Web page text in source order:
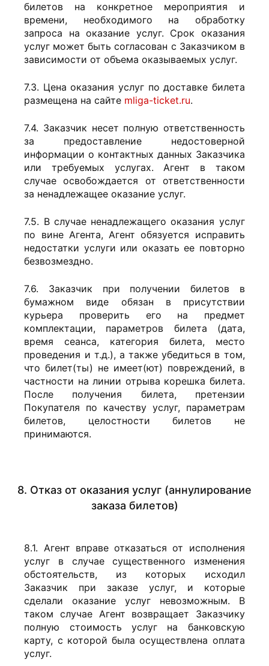
билетов на конкретное мероприятия и
времени, необходимого на обработку
запроса на оказание услуг. Срок оказания
услуг может быть согласован с Заказчиком в
зависимости от объема оказываемых услуг.
7.3. Цена оказания услуг по доставке билета
размещена на сайте mliga-ticket.ru.
7.4. Заказчик несет полную ответственность
за предоставление недостоверной
информации о контактных данных Заказчика
или требуемых услугах. Агент в таком
случае освобождается от ответственности
за ненадлежащее оказание услуг.
7.5. В случае ненадлежащего оказания услуг
по вине Агента, Агент обязуется исправить
недостатки услуги или оказать ее повторно
безвозмездно.
7.6. Заказчик при получении билетов в
бумажном виде обязан в присутствии
курьера проверить его на предмет
комплектации, параметров билета (дата,
время сеанса, категория билета, место
проведения и т.д.), а также убедиться в том,
что билет(ты) не имеет(ют) повреждений, в
частности на линии отрыва корешка билета.
После получения билета, претензии
Покупателя по качеству услуг, параметрам
билетов, целостности билетов не
принимаются.
8. Отказ от оказания услуг (аннулирование
заказа билетов)
8.1. Агент вправе отказаться от исполнения
услуг в случае существенного изменения
обстоятельств, из которых исходил
Заказчик при заказе услуг, и которые
сделали оказание услуг невозможным. В
таком случае Агент возвращает Заказчику
полную стоимость услуг на банковскую
карту, с которой была осуществлена оплата
услуг.